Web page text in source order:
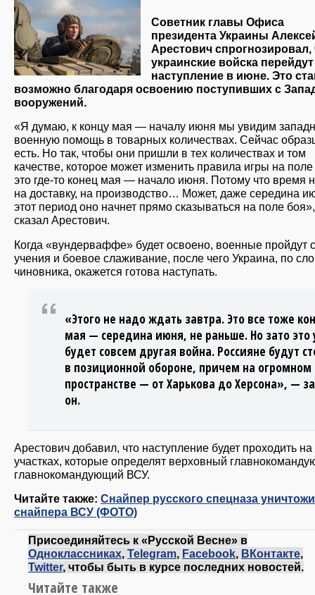
Советник главы Офиса
президента Украины
Арестович спрогнозировал,
украинские войска
наступление в июне. Это
возможно благодаря освоению поступивших с
вооружений.
«Я думаю, к концу мая — началу июня мы увидим
военную помощь в товарных количествах. Сейчас
есть. Но так, чтобы они пришли в тех количествах и том
качестве, которое может изменить правила игры на
это где-то конец мая — начало июня. Потому что время
на доставку, на производство… Может, даже середина
этот период оно начнет прямо сказываться на поле
сказал Арестович.
Когда «вундерваффе» будет освоено, военные пройдут
учения и боевое слаживание, после чего Украина, по
чиновника, окажется готова наступать.
«Этого не надо ждать завтра. Это все тоже
мая — середина июня, не раньше. Но зато это
будет совсем другая война. Россияне будут
в позиционной обороне, причем на огромном
пространстве — от Харькова до Херсона», —
он.
Арестович добавил, что наступление будет проходить на
участках, которые определят верховный
главнокомандующий ВСУ.
Читайте также: Снайпер русского спецназа
снайпера ВСУ (ФОТО)
Присоединяйтесь к «Русской Весне» в
Одноклассниках, Telegram, Facebook, ВКонтакте,
Twitter, чтобы быть в курсе последних новостей.
Читайте также